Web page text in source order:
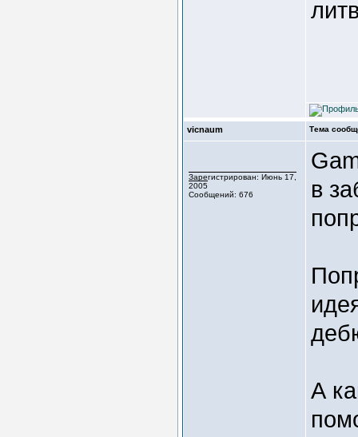
vicnaum Тема
Зарегистрирован: Июнь 17,
2005
Сообщений: 676
в
А